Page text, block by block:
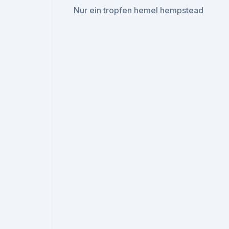
Nur ein tropfen hemel hempstead